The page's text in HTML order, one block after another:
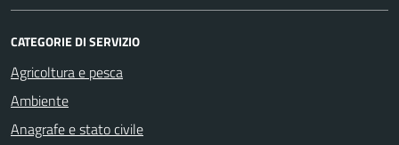
CATEGORIE DI SERVIZIO
Agricoltura e pesca
Ambiente
Anagrafe e stato civile